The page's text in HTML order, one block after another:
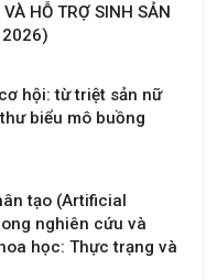
HỖ TRỢ SINH SẢN
2026)
hội: từ triệt sản nữ
biểu mô buồng
tạo (Artificial
nghiên cứu và
học: Thực trạng và